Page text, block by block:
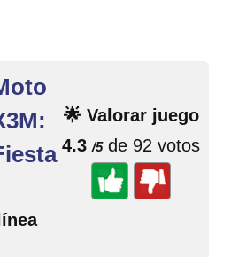
🌟 Valorar juego
4.3 /5de 92 votos